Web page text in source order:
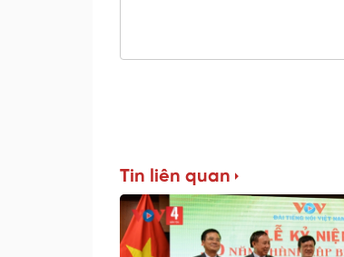
Tin liên quan